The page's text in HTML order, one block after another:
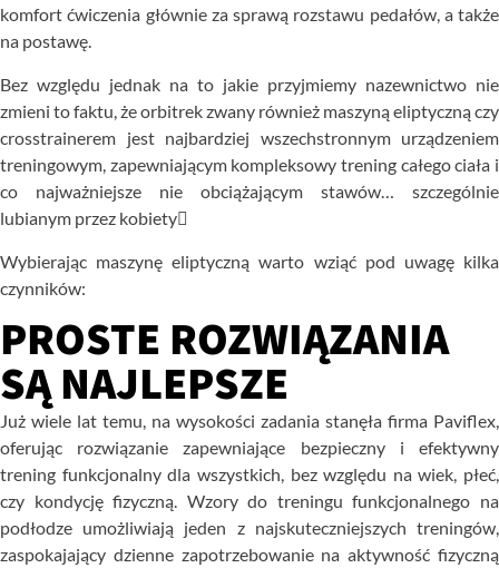
komfort ćwiczenia głównie za sprawą rozstawu pedałów, a także
na postawę.
Bez względu jednak na to jakie przyjmiemy nazewnictwo nie
zmieni to faktu, że orbitrek zwany również maszyną eliptyczną czy
crosstrainerem jest najbardziej wszechstronnym urządzeniem
treningowym, zapewniającym kompleksowy trening całego ciała i
co najważniejsze nie obciążającym stawów… szczególnie
lubianym przez kobiety
Wybierając maszynę eliptyczną warto wziąć pod uwagę kilka
czynników:
PROSTE ROZWIĄZANIA
SĄ NAJLEPSZE
Już wiele lat temu, na wysokości zadania stanęła firma Paviflex,
oferując
rozwiązanie zapewniające bezpieczny i
efektywny
trening funkcjonalny dla wszystkich, bez względu na wiek, płeć,
czy kondycjęfizyczną. Wzory do treningu funkcjonalnego na
podłodze umożliwiają jeden z najskuteczniejszychtreningów,
zaspokajający dzienne zapotrzebowanie na aktywność fizyczną